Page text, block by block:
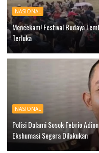
NASIONAL
Mencekam! Festival Budaya
Terluka
NASIONAL
Polisi Dalami Sosok Febrio
Ekshumasi Segera Dilakukan